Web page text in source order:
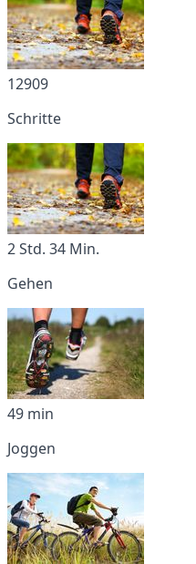
12909
Schritte
2 Std. 34 Min.
Gehen
49 min
Joggen